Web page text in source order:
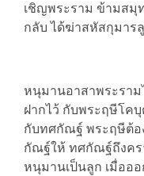
เชิญพระราม ข้ามสมุ
กลับ ได้ฆ่าสหัสกุมาร
หนุมานอาสาพระราม
ฝากไว้ กับพระฤษีโค
กับทศกัณฐ์ พระฤษีต้
กัณฐ์ให้ ทศกัณฐ์ถึงค
หนุมานเป็นลูก เมื่ออ